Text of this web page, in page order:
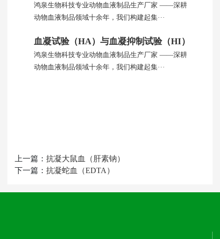
鸿泉生物科技专业动物血液制品生产厂家 ——深耕
动物血液制品领域十余年，我们构建起集···
血凝试验（HA）与血凝抑制试验（HI）
鸿泉生物科技专业动物血液制品生产厂家 ——深耕
动物血液制品领域十余年，我们构建起集···
上一篇： 抗凝大鼠血（肝素钠）
下一篇： 抗凝蛇血（EDTA）